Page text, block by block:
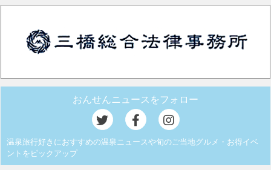
おんせんニュースをフォロー
温泉旅行好きにおすすめの温泉ニュースや旬のご当地グルメ・お得イベ
ントをピックアップ